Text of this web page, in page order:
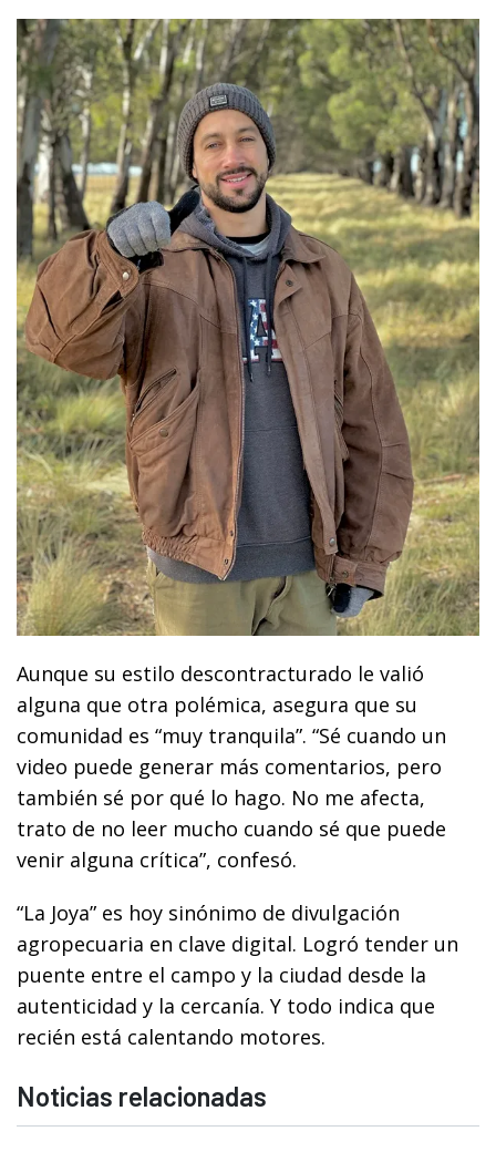
Aunque su estilo descontracturado le valió
alguna que otra polémica, asegura que su
comunidad es “muy tranquila”. “Sé cuando un
video puede generar más comentarios, pero
también sé por qué lo hago. No me afecta,
trato de no leer mucho cuando sé que puede
venir alguna crítica”, confesó.
“La Joya” es hoy sinónimo de divulgación
agropecuaria en clave digital. Logró tender un
puente entre el campo y la ciudad desde la
autenticidad y la cercanía. Y todo indica que
recién está calentando motores.
Noticias relacionadas